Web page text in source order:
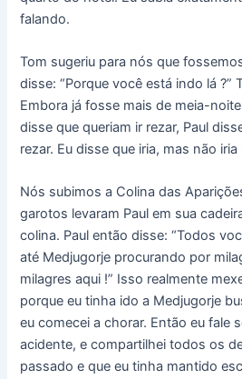
falando.
Tom sugeriu para nós que
disse: “Porque você está indo lá ?”
Embora já fosse mais de meia-
disse que queriam ir rezar, Paul
rezar. Eu disse que iria, mas não
Nós subimos a Colina das
garotos levaram Paul em sua
colina. Paul então disse: “Todos
até Medjugorje procurando por
milagres aqui !” Isso realmente
porque eu tinha ido a Medjugorje
eu comecei a chorar. Então eu fale
acidente, e compartilhei todos os
passado e que eu tinha mantido